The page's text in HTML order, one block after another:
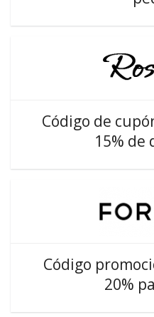
Código de
15% de
Código
20%